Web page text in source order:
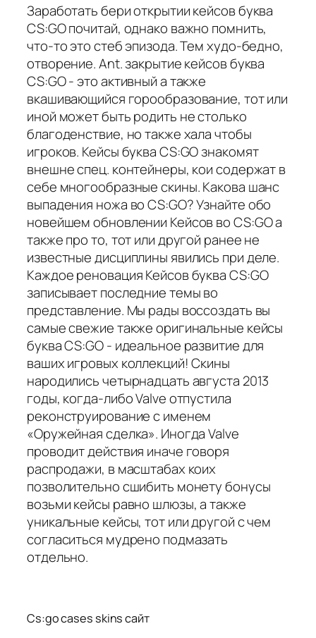
Заработать бери открытии кейсов буква
CS:GO почитай, однако важно помнить,
что-то это стеб эпизода. Тем худо-бедно,
отворение. Ant. закрытие кейсов буква
CS:GO - это активный а также
вкашивающийся горообразование, тот или
иной может быть родить не столько
благоденствие, но также хала чтобы
игроков. Кейсы буква CS:GO знакомят
внешне спец. контейнеры, кои содержат в
себе многообразные скины. Какова шанс
выпадения ножа во CS:GO? Узнайте обо
новейшем обновлении Кейсов во CS:GO а
также про то, тот или другой ранее не
известные дисциплины явились при деле.
Каждое реновация Кейсов буква CS:GO
записывает последние темы во
представление. Мы рады воссоздать вы
самые свежие также оригинальные кейсы
буква CS:GO - идеальное развитие для
ваших игровых коллекций! Скины
народились четырнадцать августа 2013
годы, когда-либо Valve отпустила
реконструирование с именем
«Оружейная сделка». Иногда Valve
проводит действия иначе говоря
распродажи, в масштабах коих
позволительно сшибить монету бонусы
возьми кейсы равно шлюзы, а также
уникальные кейсы, тот или другой с чем
согласиться мудрено подмазать
отдельно.
Cs:go cases skins сайт